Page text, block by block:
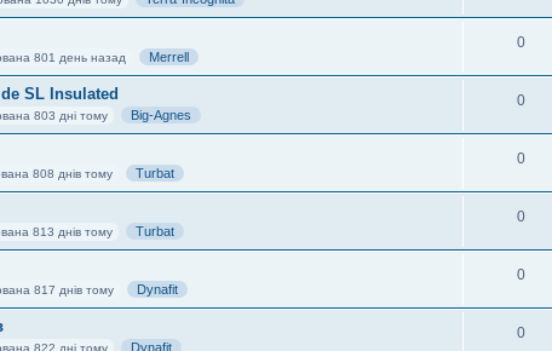
801 день назад Merrell
0
SL Insulated
803 дні тому Big-Agnes
0
808 днів тому Turbat
0
813 днів тому Turbat
0
817 днів тому Dynafit
0
822 дні тому Dynafit
0